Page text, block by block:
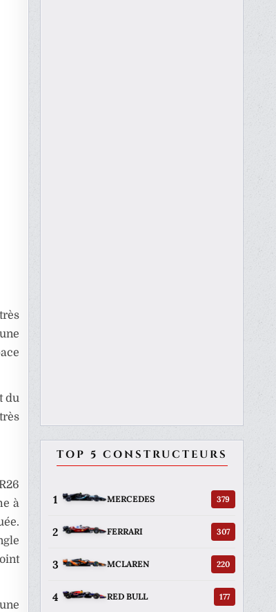
du
à
TOP 5 CONSTRUCTEURS
1 MERCEDES 379
2 FERRARI 307
3 MCLAREN 220
4 RED BULL 177